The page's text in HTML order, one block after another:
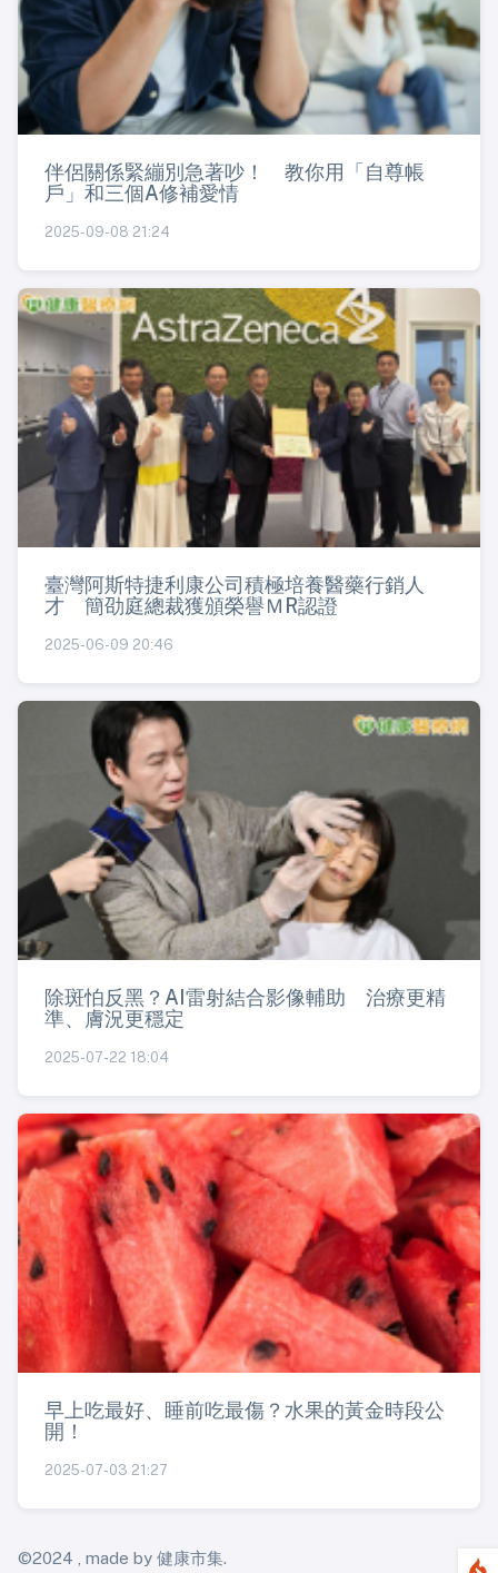
伴侶關係緊繃別急著吵！ 教你用「自尊帳
戶」和三個A修補愛情
2025-09-08 21:24
臺灣阿斯特捷利康公司積極培養醫藥行銷人
才 簡劭庭總裁獲頒榮譽ＭR認證
2025-06-09 20:46
除斑怕反黑？AI雷射結合影像輔助 治療更精
準、膚況更穩定
2025-07-22 18:04
早上吃最好、睡前吃最傷？水果的黃金時段公
開！
2025-07-03 21:27
©2024 , made by 健康市集.